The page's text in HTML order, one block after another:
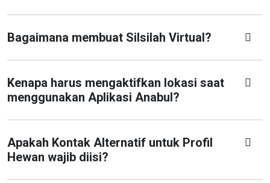
Bagaimana membuat Silsilah Virtual?
Kenapa harus mengaktifkan lokasi saat
menggunakan Aplikasi Anabul?
Apakah Kontak Alternatif untuk Profil
Hewan wajib diisi?